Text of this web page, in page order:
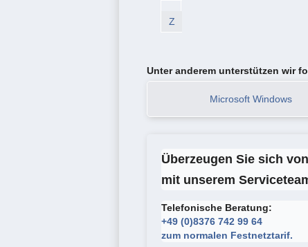
Z
Unter anderem unterstützen wir
Microsoft Windows
Überzeugen Sie sich
mit unserem
Telefonische Beratung:
+49 (0)8376 742 99 64
zum normalen Festnetztarif.